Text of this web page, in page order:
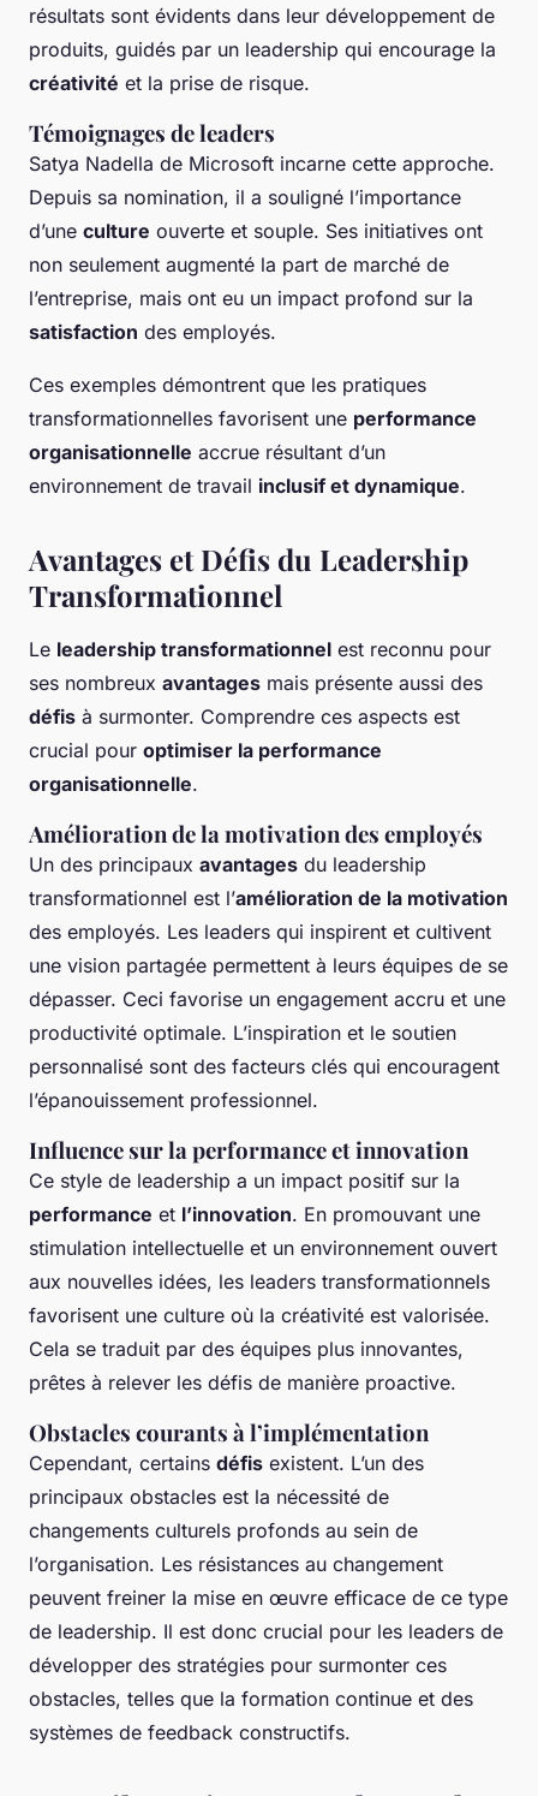
résultats sont évidents dans leur développement de
produits, guidés par un leadership qui encourage la
créativité et la prise de risque.
Témoignages de leaders
Satya Nadella de Microsoft incarne cette approche.
Depuis sa nomination, il a souligné l’importance
d’une culture ouverte et souple. Ses initiatives ont
non seulement augmenté la part de marché de
l’entreprise, mais ont eu un impact profond sur la
satisfaction des employés.
Ces exemples démontrent que les pratiques
transformationnelles favorisent une performance
organisationnelle accrue résultant d’un
environnement de travail inclusif et dynamique.
Avantages et Défis du Leadership
Transformationnel
Le leadership transformationnel est reconnu pour
ses nombreux avantages mais présente aussi des
défis à surmonter. Comprendre ces aspects est
crucial pour optimiser la performance
organisationnelle.
Amélioration de la motivation des employés
Un des principaux avantages du leadership
transformationnel est l’amélioration de la motivation
des employés. Les leaders qui inspirent et cultivent
une vision partagée permettent à leurs équipes de se
dépasser. Ceci favorise un engagement accru et une
productivité optimale. L’inspiration et le soutien
personnalisé sont des facteurs clés qui encouragent
l’épanouissement professionnel.
Influence sur la performance et innovation
Ce style de leadership a un impact positif sur la
performance et l’innovation. En promouvant une
stimulation intellectuelle et un environnement ouvert
aux nouvelles idées, les leaders transformationnels
favorisent une culture où la créativité est valorisée.
Cela se traduit par des équipes plus innovantes,
prêtes à relever les défis de manière proactive.
Obstacles courants à l’implémentation
Cependant, certains défis existent. L’un des
principaux obstacles est la nécessité de
changements culturels profonds au sein de
l’organisation. Les résistances au changement
peuvent freiner la mise en œuvre efficace de ce type
de leadership. Il est donc crucial pour les leaders de
développer des stratégies pour surmonter ces
obstacles, telles que la formation continue et des
systèmes de feedback constructifs.